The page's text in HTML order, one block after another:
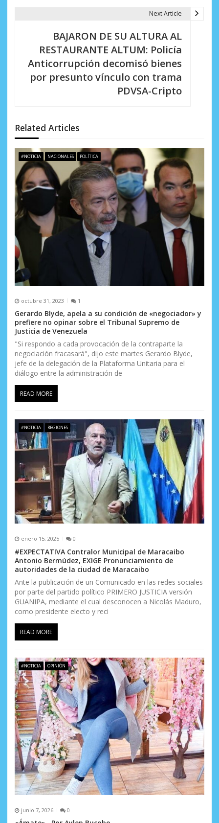
d
e
e
n
t
r
a
d
a
s
Next Article
BAJARON DE SU ALTURA AL
RESTAURANTE ALTUM: Policía
Anticorrupción decomisó bienes
por presunto vínculo con trama
PDVSA-Cripto
Related Articles
#NOTICIA NACIONALES POLÍTICA
octubre 31, 2023 1
Gerardo Blyde, apela a su condición de «negociador» y
prefiere no opinar sobre el Tribunal Supremo de
Justicia de Venezuela
"Si respondo a cada provocación de la contraparte la
negociación fracasará", dijo este martes Gerardo Blyde,
jefe de la delegación de la Plataforma Unitaria para el
diálogo entre la administración de
READ MORE
#NOTICIA REGIONES
enero 15, 2025 0
#EXPECTATIVA Contralor Municipal de Maracaibo
Antonio Bermúdez, EXIGE Pronunciamiento de
autoridades de la ciudad de Maracaibo
Ante la publicación de un Comunicado en las redes sociales
por parte del partido político PRIMERO JUSTICIA versión
GUANIPA, mediante el cual desconocen a Nicolás Maduro,
como presidente electo y reci
READ MORE
#NOTICIA OPINIÓN
junio 7, 2026 0